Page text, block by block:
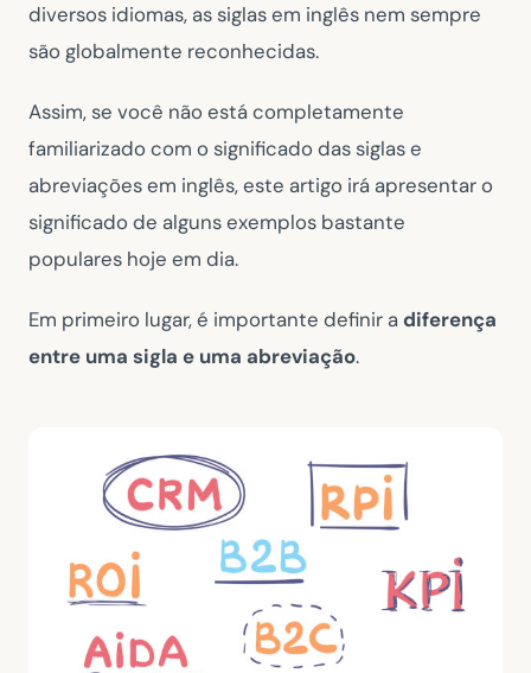
diversos idiomas, as siglas em inglês nem sempre
são globalmente reconhecidas.
Assim, se você não está completamente
familiarizado com o significado das siglas e
abreviações em inglês, este artigo irá apresentar o
significado de alguns exemplos bastante
populares hoje em dia.
Em primeiro lugar, é importante definir adiferença
entre uma sigla e uma abreviação.